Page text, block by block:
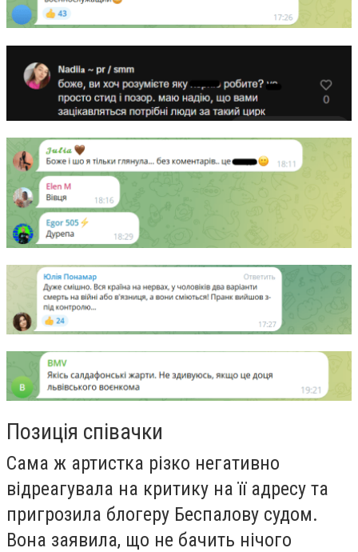
Позиція співачки
Сама ж артистка різко негативно
відреагувала на критику на її адресу та
пригрозила блогеру Беспалову судом.
Вона заявила, що не бачить нічого